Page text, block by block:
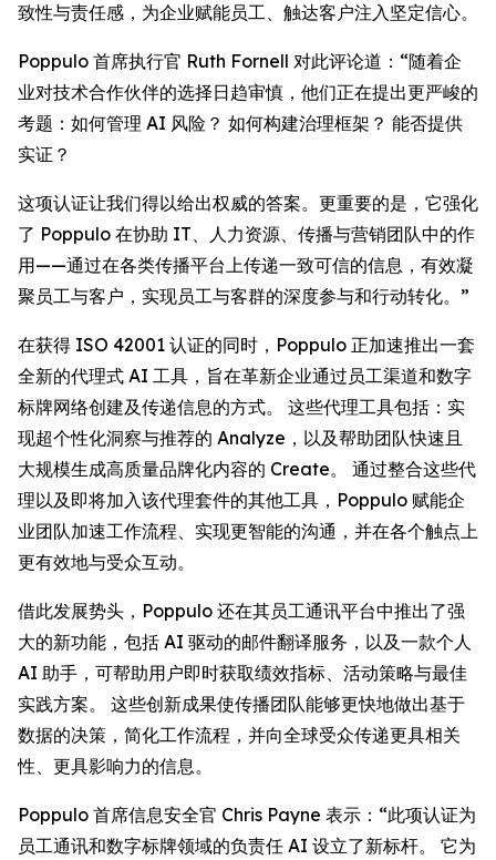
致性与责任感，为企业赋能员工、触达客户注入坚定信心。
Poppulo 首席执行官 Ruth Fornell 对此评论道：“随着企
业对技术合作伙伴的选择日趋审慎，他们正在提出更严峻的
考题：如何管理 AI 风险？ 如何构建治理框架？ 能否提供
实证？
这项认证让我们得以给出权威的答案。更重要的是，它强化
了 Poppulo 在协助 IT、人力资源、传播与营销团队中的作
用——通过在各类传播平台上传递一致可信的信息，有效凝
聚员工与客户，实现员工与客群的深度参与和行动转化。”
在获得 ISO 42001 认证的同时，Poppulo 正加速推出一套
全新的代理式 AI 工具，旨在革新企业通过员工渠道和数字
标牌网络创建及传递信息的方式。 这些代理工具包括：实
现超个性化洞察与推荐的 Analyze ，以及帮助团队快速且
大规模生成高质量品牌化内容的 Create。 通过整合这些代
理以及即将加入该代理套件的其他工具，Poppulo 赋能企
业团队加速工作流程、实现更智能的沟通，并在各个触点上
更有效地与受众互动。
借此发展势头，Poppulo 还在其员工通讯平台中推出了强
大的新功能，包括 AI 驱动的邮件翻译服务，以及一款个人
AI 助手，可帮助用户即时获取绩效指标、活动策略与最佳
实践方案。 这些创新成果使传播团队能够更快地做出基于
数据的决策，简化工作流程，并向全球受众传递更具相关
性、更具影响力的信息。
Poppulo 首席信息安全官 Chris Payne 表示：“此项认证为
员工通讯和数字标牌领域的负责任 AI 设立了新标杆。 它为